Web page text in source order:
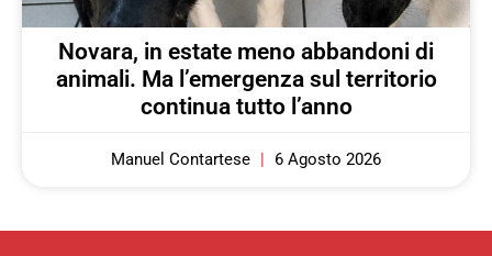
Novara, in estate meno abbandoni di
animali. Ma l’emergenza sul territorio
continua tutto l’anno
Manuel Contartese 6 Agosto 2026